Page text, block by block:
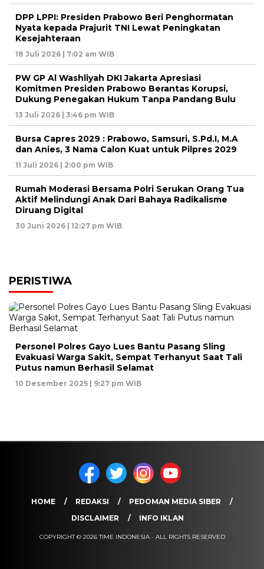
DPP LPPI: Presiden Prabowo Beri Penghormatan
Nyata kepada Prajurit TNI Lewat Peningkatan
Kesejahteraan
18 Juli 2026 | 7:02 am WIB
PW GP Al Washliyah DKI Jakarta Apresiasi
Komitmen Presiden Prabowo Berantas Korupsi,
Dukung Penegakan Hukum Tanpa Pandang Bulu
13 Juli 2026 | 3:46 pm WIB
Bursa Capres 2029 : Prabowo, Samsuri, S.Pd.I, M.A
dan Anies, 3 Nama Calon Kuat untuk Pilpres 2029
11 Juli 2026 | 2:00 pm WIB
Rumah Moderasi Bersama Polri Serukan Orang Tua
Aktif Melindungi Anak Dari Bahaya Radikalisme
Diruang Digital
30 Juni 2026 | 12:27 pm WIB
PERISTIWA
Personel Polres Gayo Lues Bantu Pasang Sling
Evakuasi Warga Sakit, Sempat Terhanyut Saat Tali
Putus namun Berhasil Selamat
10 Desember 2025 | 9:27 pm WIB
HOME REDAKSI
PEDOMAN MEDIA SIBER
DISCLAIMER
INFO IKLAN
COPYRIGHT © 2026 TIME INDONESIA - ALL RIGHTS RESERVED